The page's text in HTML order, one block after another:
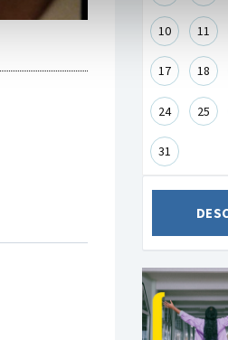
10 11
17 18
24 25
31